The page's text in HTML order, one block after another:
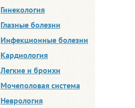
Гинекология
Глазные болезни
Инфекционные болезни
Кардиология
Легкие и бронхи
Мочеполовая система
Неврология